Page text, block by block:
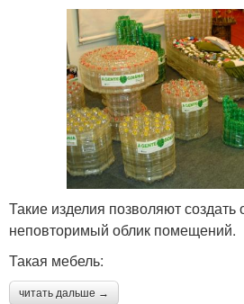
Такие изделия позволяют создать
неповторимый облик помещений.
Такая мебель:
читать дальше →